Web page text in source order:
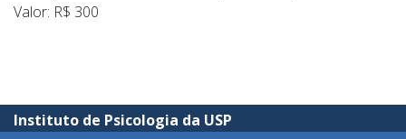
Valor: R$ 300
Instituto de Psicologia da USP